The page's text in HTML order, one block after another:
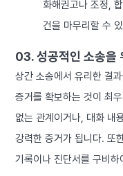
화해권고나 조정,
건을 마무리할 수
03. 성공적인 소송을
상간 소송에서 유리한 결
증거를 확보하는 것이 최
없는 관계이거나, 대화 내
강력한 증거가 됩니다. 또
기록이나 진단서를 구비